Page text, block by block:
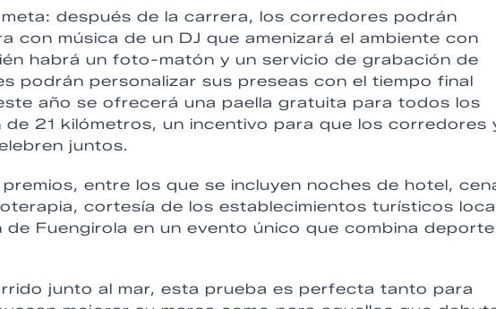
después de la carrera, los corredores podrán
con música de un DJ que amenizará el ambiente con
habrá un foto-matón y un servicio de grabación de
podrán personalizar sus preseas con el tiempo final
año se ofrecerá una paella gratuita para todos los
21 kilómetros, un incentivo para que los corredores
juntos.
entre los que se incluyen noches de hotel,
cortesía de los establecimientos turísticos
Fuengirola en un evento único que combina
junto al mar, esta prueba es perfecta tanto para